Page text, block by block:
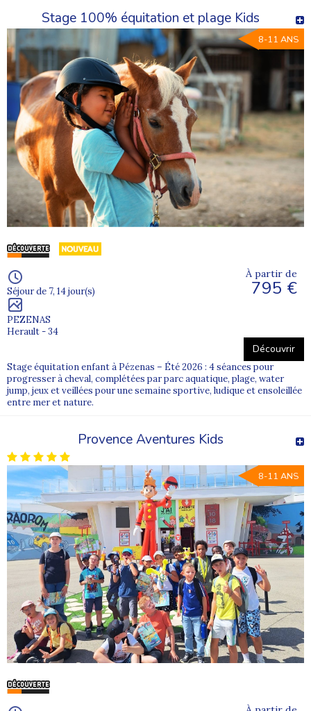
Stage 100% équitation et plage Kids
8-11 ANS
Séjour de 7, 14 jour(s)
PEZENAS
Herault - 34
À partir de
795 €
Découvrir
Stage équitation enfant à Pézenas – Été 2026 : 4 séances pour
progresser à cheval, complétées par parc aquatique, plage, water
jump, jeux et veillées pour une semaine sportive, ludique et ensoleillée
entre mer et nature.
Provence Aventures Kids
8-11 ANS